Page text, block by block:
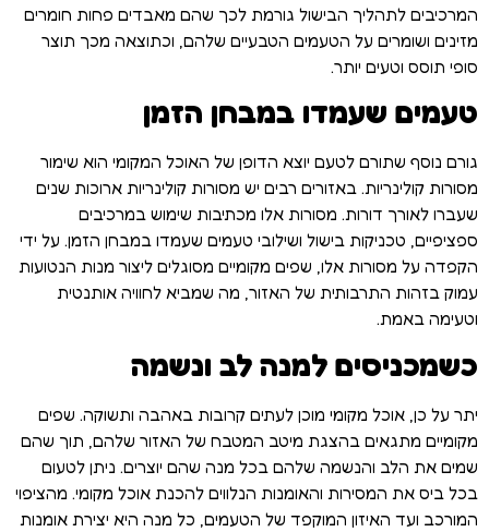
המרכיבים לתהליך הבישול גורמת לכך שהם מאבדים פחות חומרים
מזינים ושומרים על הטעמים הטבעיים שלהם, וכתוצאה מכך תוצר
סופי תוסס וטעים יותר.
טעמים שעמדו במבחן הזמן
גורם נוסף שתורם לטעם יוצא הדופן של האוכל המקומי הוא שימור
מסורות קולינריות. באזורים רבים יש מסורות קולינריות ארוכות שנים
שעברו לאורך דורות. מסורות אלו מכתיבות שימוש במרכיבים
ספציפיים, טכניקות בישול ושילובי טעמים שעמדו במבחן הזמן. על ידי
הקפדה על מסורות אלו, שפים מקומיים מסוגלים ליצור מנות הנטועות
עמוק בזהות התרבותית של האזור, מה שמביא לחוויה אותנטית
וטעימה באמת.
כשמכניסים למנה לב ונשמה
יתר על כן, אוכל מקומי מוכן לעתים קרובות באהבה ותשוקה. שפים
מקומיים מתגאים בהצגת מיטב המטבח של האזור שלהם, תוך שהם
שמים את הלב והנשמה שלהם בכל מנה שהם יוצרים. ניתן לטעום
בכל ביס את המסירות והאומנות הנלווים להכנת אוכל מקומי. מהציפוי
המורכב ועד האיזון המוקפד של הטעמים, כל מנה היא יצירת אומנות